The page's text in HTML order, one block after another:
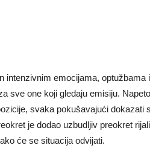
intenzivnim emocijama,
sve one koji gledaju emisiju.
svaka pokušavajući dokazati
je dodao uzbudljiv preokret
će se situacija odvijati.